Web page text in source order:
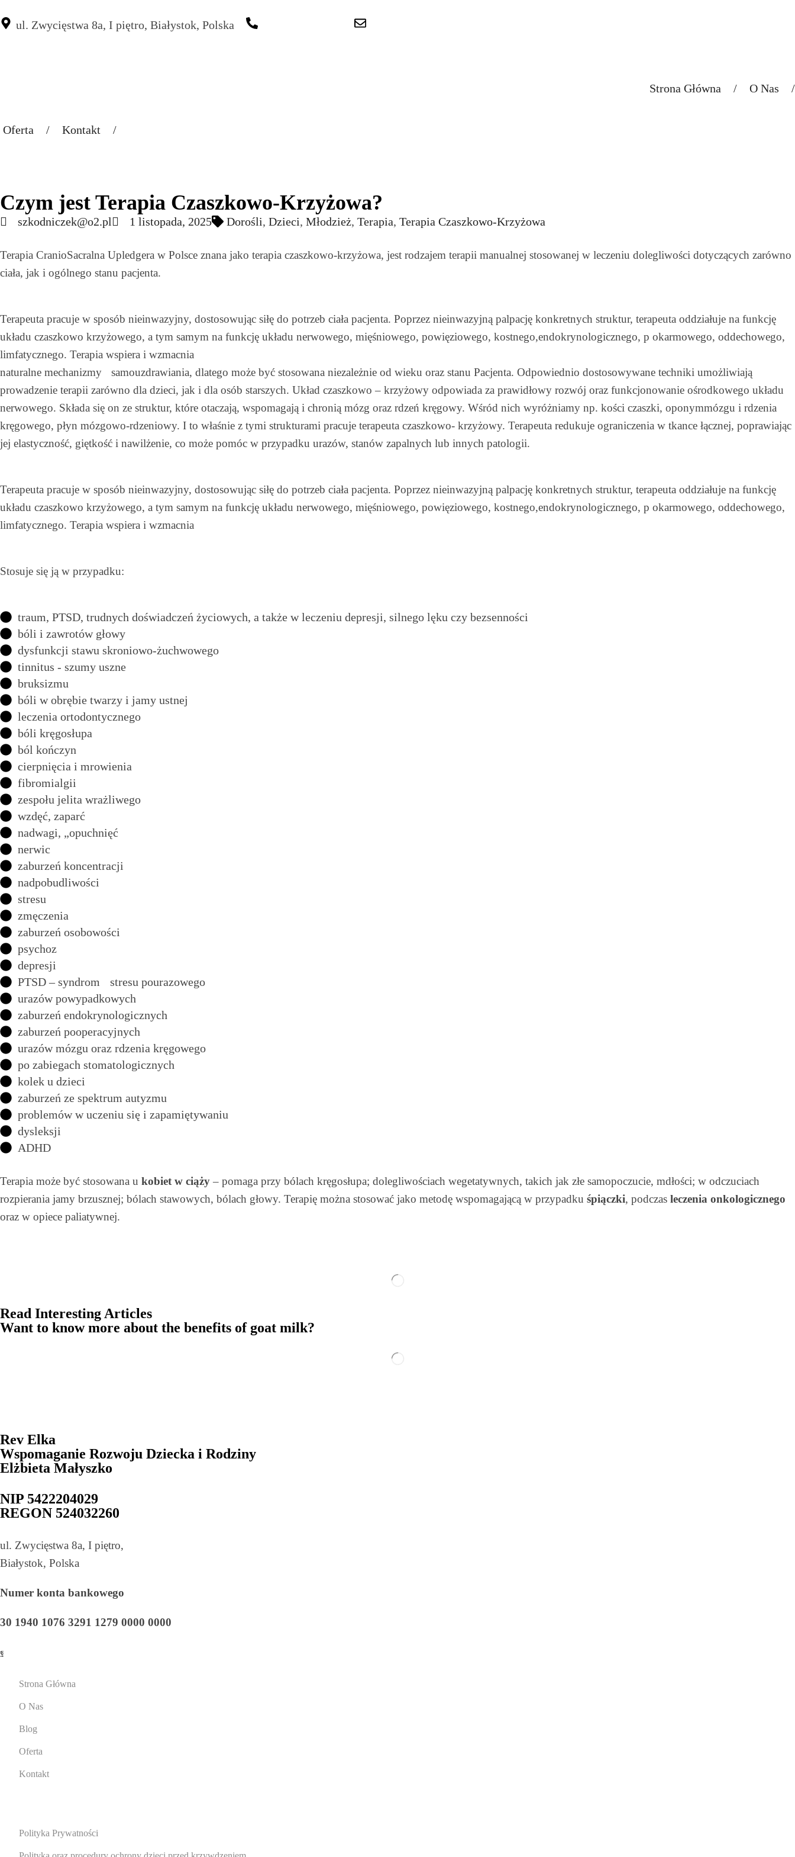
ul. Zwycięstwa 8a, I piętro, Białystok, Polska
Strona Główna / O Nas /
Oferta / Kontakt /
Czym jest Terapia Czaszkowo-Krzyżowa?
szkodniczek@o2.pl 1 listopada, 2025 Dorośli, Dzieci, Młodzież, Terapia, Terapia Czaszkowo-Krzyżowa
Terapia CranioSacralna Upledgera w Polsce znana jako terapia czaszkowo-krzyżowa, jest rodzajem terapii manualnej stosowanej w leczeniu dolegliwości dotyczących zarówno
ciała, jak i ogólnego stanu pacjenta.
Terapeuta pracuje w sposób nieinwazyjny, dostosowując siłę do potrzeb ciała pacjenta. Poprzez nieinwazyjną palpację konkretnych struktur, terapeuta oddziałuje na funkcję
układu czaszkowo krzyżowego, a tym samym na funkcję układu nerwowego, mięśniowego, powięziowego, kostnego,endokrynologicznego, p okarmowego, oddechowego,
limfatycznego. Terapia wspiera i wzmacnia
naturalne mechanizmy samouzdrawiania, dlatego może być stosowana niezależnie od wieku oraz stanu Pacjenta. Odpowiednio dostosowywane techniki umożliwiają
prowadzenie terapii zarówno dla dzieci, jak i dla osób starszych. Układ czaszkowo – krzyżowy odpowiada za prawidłowy rozwój oraz funkcjonowanie ośrodkowego układu
nerwowego. Składa się on ze struktur, które otaczają, wspomagają i chronią mózg oraz rdzeń kręgowy. Wśród nich wyróżniamy np. kości czaszki, oponymmózgu i rdzenia
kręgowego, płyn mózgowo-rdzeniowy. I to właśnie z tymi strukturami pracuje terapeuta czaszkowo- krzyżowy. Terapeuta redukuje ograniczenia w tkance łącznej, poprawiając
jej elastyczność, giętkość i nawilżenie, co może pomóc w przypadku urazów, stanów zapalnych lub innych patologii.
Terapeuta pracuje w sposób nieinwazyjny, dostosowując siłę do potrzeb ciała pacjenta. Poprzez nieinwazyjną palpację konkretnych struktur, terapeuta oddziałuje na funkcję
układu czaszkowo krzyżowego, a tym samym na funkcję układu nerwowego, mięśniowego, powięziowego, kostnego,endokrynologicznego, p okarmowego, oddechowego,
limfatycznego. Terapia wspiera i wzmacnia
Stosuje się ją w przypadku:
traum, PTSD, trudnych doświadczeń życiowych, a także w leczeniu depresji, silnego lęku czy bezsenności
bóli i zawrotów głowy
dysfunkcji stawu skroniowo-żuchwowego
tinnitus - szumy uszne
bruksizmu
bóli w obrębie twarzy i jamy ustnej
leczenia ortodontycznego
bóli kręgosłupa
ból kończyn
cierpnięcia i mrowienia
fibromialgii
zespołu jelita wrażliwego
wzdęć, zaparć
nadwagi, „opuchnięć
nerwic
zaburzeń koncentracji
nadpobudliwości
stresu
zmęczenia
zaburzeń osobowości
psychoz
depresji
PTSD – syndrom stresu pourazowego
urazów powypadkowych
zaburzeń endokrynologicznych
zaburzeń pooperacyjnych
urazów mózgu oraz rdzenia kręgowego
po zabiegach stomatologicznych
kolek u dzieci
zaburzeń ze spektrum autyzmu
problemów w uczeniu się i zapamiętywaniu
dysleksji
ADHD
Terapia może być stosowana u kobiet w ciąży – pomaga przy bólach kręgosłupa; dolegliwościach wegetatywnych, takich jak złe samopoczucie, mdłości; w odczuciach
rozpierania jamy brzusznej; bólach stawowych, bólach głowy. Terapię można stosować jako metodę wspomagającą w przypadku śpiączki, podczas leczenia onkologicznego
oraz w opiece paliatywnej.
Read Interesting Articles
Want to know more about the benefits of goat milk?
Rev Elka​
Wspomaganie Rozwoju Dziecka i Rodziny
Elżbieta Małyszko
NIP 5422204029
REGON 524032260
ul. Zwycięstwa 8a, I piętro,
Białystok, Polska
Numer konta bankowego
30 1940 1076 3291 1279 0000 0000
Strona Główna
O Nas
Blog
Oferta
Kontakt
Polityka Prywatności